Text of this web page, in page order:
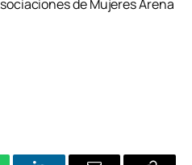
de Mujeres Arena